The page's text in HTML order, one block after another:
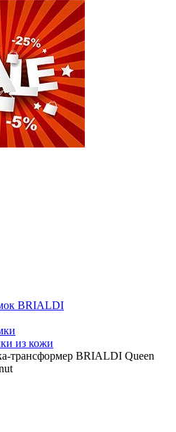
BRIALDI
из кожи
трансформер BRIALDI Queen